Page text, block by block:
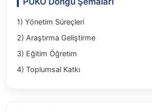
1) Yönetim Süreçleri
2) Araştırma Geliştirme
3) Eğitim Öğretim
4) Toplumsal Katkı